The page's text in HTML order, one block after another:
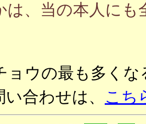
は、当の本人に
ョウの最も多く
合わせは、 こち